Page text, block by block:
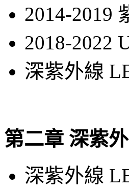
2014-2019
2018-2022
深紫外線
第二章 深紫
深紫外線